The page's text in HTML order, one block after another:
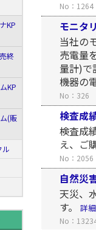
KP
終
KP
(販
ル
No：1264
モニタ
当社の
売電量
量計)で
機器の
No：326
検査成
検査成
え、ご
No：2056
自然災
天災、
す。
詳
No：